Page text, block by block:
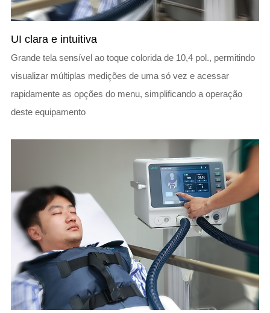
UI clara e intuitiva
Grande tela sensível ao toque colorida de 10,4 pol., permitindo
visualizar múltiplas medições de uma só vez e acessar
rapidamente as opções do menu, simplificando a operação
deste equipamento